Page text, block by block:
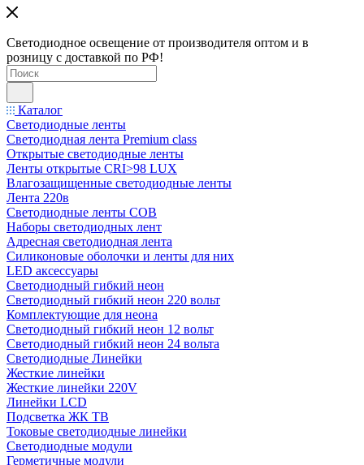
Светодиодное освещение от производителя оптом и в
розницу с доставкой по РФ!
Каталог
Светодиодные ленты
Светодиодная лента Premium class
Открытые светодиодные ленты
Ленты открытые CRI>98 LUX
Влагозащищенные светодиодные ленты
Лента 220в
Светодиодные ленты COB
Наборы светодиодных лент
Адресная светодиодная лента
Силиконовые оболочки и ленты для них
LED аксессуары
Светодиодный гибкий неон
Светодиодный гибкий неон 220 вольт
Комплектующие для неона
Светодиодный гибкий неон 12 вольт
Светодиодный гибкий неон 24 вольта
Светодиодные Линейки
Жесткие линейки
Жесткие линейки 220V
Линейки LCD
Подсветка ЖК ТВ
Токовые светодиодные линейки
Светодиодные модули
Герметичные модули